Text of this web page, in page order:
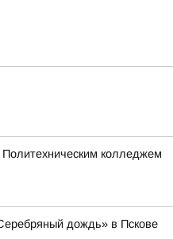
колледжем
дождь» в Пскове